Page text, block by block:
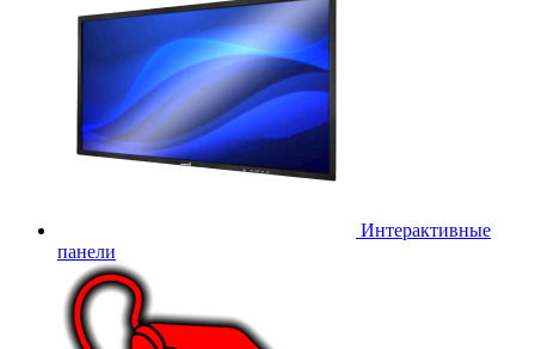
Интерактивные
панели